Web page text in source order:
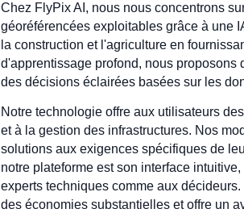
Chez FlyPix AI, nous nous concentrons
géoréférencées exploitables grâce à une
la construction et l'agriculture en
d'apprentissage profond, nous
des décisions éclairées basées sur les
Notre technologie offre aux utilisateurs
et à la gestion des infrastructures. Nos
solutions aux exigences spécifiques de
notre plateforme est son interface
experts techniques comme aux
des économies substantielles et offre un